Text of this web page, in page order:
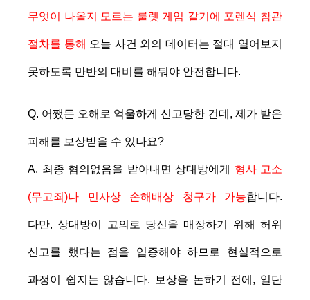
무엇이 나올지 모르는 룰렛 게임 같기에 포렌식 참관
절차를 통해 오늘 사건 외의 데이터는 절대 열어보지
못하도록 만반의 대비를 해둬야 안전합니다.
Q. 어쨌든 오해로 억울하게 신고당한 건데, 제가 받은
피해를 보상받을 수 있나요?
A. 최종 혐의없음을 받아내면 상대방에게 형사 고소
(무고죄)나 민사상 손해배상 청구가 가능합니다.
다만, 상대방이 고의로 당신을 매장하기 위해 허위
신고를 했다는 점을 입증해야 하므로 현실적으로
과정이 쉽지는 않습니다. 보상을 논하기 전에, 일단